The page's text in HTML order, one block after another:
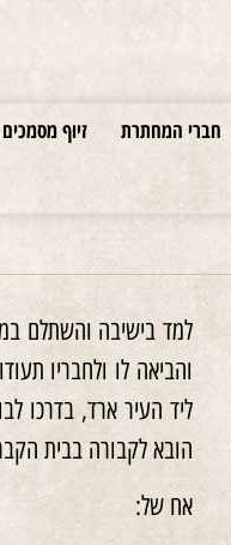
חברי המחתרת זיוף מסמכים
והביאה לו ולחבריו
ליד העיר ארד, בדרכו
הובא לקבורה בבית
אח של: